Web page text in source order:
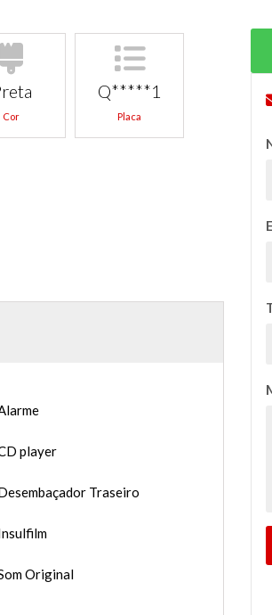
Cor
Q*****1
Placa
player
Traseiro
Original